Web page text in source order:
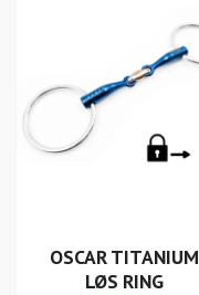
OSCAR TITANIUM
LØS RING